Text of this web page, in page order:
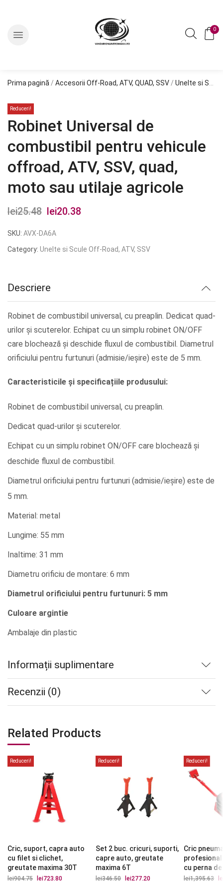
0
Prima pagină / Accesorii Off-Road, ATV, QUAD, SSV / Unelte si Scule Off-Road, ATV, SSV
Reduceri!
Robinet Universal de
combustibil pentru vehicule
offroad, ATV, SSV, quad,
moto sau utilaje agricole
lei25.48
Prețul
inițial
a
lei20.38
este:
SKU: AVX-DA6A
Category: Unelte si Scule Off-Road, ATV, SSV
Descriere
Robinet de combustibil universal, cu preaplin. Dedicat quad-
urilor și scuterelor. Echipat cu un simplu robinet ON/OFF
care blochează și deschide fluxul de combustibil. Diametrul
orificiului pentru furtunuri (admisie/ieșire) este de 5 mm.
Caracteristicile și specificațiile produsului:
Robinet de combustibil universal, cu preaplin.
Dedicat quad-urilor și scuterelor.
Echipat cu un simplu robinet ON/OFF care blochează și
deschide fluxul de combustibil.
Diametrul orificiului pentru furtunuri (admisie/ieșire) este de
5 mm.
Material: metal
Lungime: 55 mm
Inaltime: 31 mm
Diametru orificiu de montare: 6 mm
Diametrul orificiului pentru furtunuri: 5 mm
Culoare argintie
Ambalaje din plastic
Informații suplimentare
Recenzii (0)
Related Products
Reduceri!
Cric, suport, capra auto
cu filet si clichet,
greutate maxima 30T
lei904.75
Prețul
lei723.80
Reduceri!
Set 2 buc. cricuri, suporti,
capre auto, greutate
maxima 6T
lei346.50
Prețul
lei277.20
Reduceri!
Cric
profesional
cu perna
lei1,395.63